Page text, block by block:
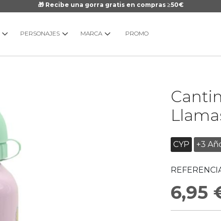
🎁 Recibe una gorra gratis en compras ≥50€
PERSONAJES MARCA PROMO
CYP +3
6,95
galería
imágenes